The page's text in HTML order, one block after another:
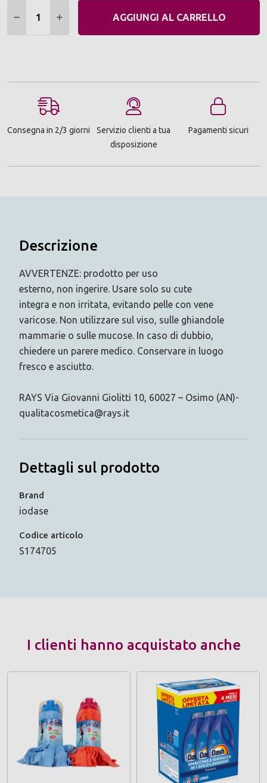
DIMINUIRE QUANTITÀ:
AUMENTARE QUANTITÀ:
AGGIUNGI AL CARRELLO
Consegna in 2/3 giorni
Servizio clienti a tua
disposizione
Pagamenti sicuri
Descrizione
AVVERTENZE: prodotto per uso
esterno, non ingerire. Usare solo su cute
integra e non irritata, evitando pelle con vene
varicose. Non utilizzare sul viso, sulle ghiandole
mammarie o sulle mucose. In caso di dubbio,
chiedere un parere medico. Conservare in luogo
fresco e asciutto.
RAYS Via Giovanni Giolitti 10, 60027 – Osimo (AN)-
qualitacosmetica@rays.it
Dettagli sul prodotto
Brand
iodase
Codice articolo
S174705
I clienti hanno acquistato anche